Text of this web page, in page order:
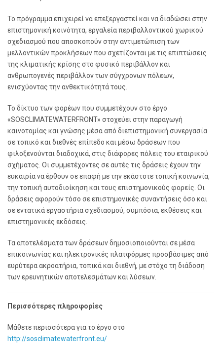
Το πρόγραμμα επιχειρεί να επεξεργαστεί και να διαδώσει στην
επιστημονική κοινότητα, εργαλεία περιβαλλοντικού χωρικού
σχεδιασμού που αποσκοπούν στην αντιμετώπιση των
μελλοντικών προκλήσεων που σχετίζονται με τις επιπτώσεις
της κλιματικής κρίσης στο φυσικό περιβάλλον και
ανθρωπογενές περιβάλλον των σύγχρονων πόλεων,
ενισχύοντας την ανθεκτικότητά τους.
Το δίκτυο των φορέων που συμμετέχουν στο έργο
«SOSCLIMATEWATERFRONT» στοχεύει στην παραγωγή
καινοτομίας και γνώσης μέσα από διεπιστημονική συνεργασία
σε τοπικό και διεθνές επίπεδο και μέσω δράσεων που
φιλοξενούνται διαδοχικά, στις διάφορες πόλεις του εταιρικού
σχήματος. Οι συμμετέχοντες σε αυτές τις δράσεις έχουν την
ευκαιρία να έρθουν σε επαφή με την εκάστοτε τοπική κοινωνία,
την τοπική αυτοδιοίκηση και τους επιστημονικούς φορείς. Οι
δράσεις αφορούν τόσο σε επιστημονικές συναντήσεις όσο και
σε εντατικά εργαστήρια σχεδιασμού, συμπόσια, εκθέσεις και
επιστημονικές εκδόσεις.
Τα αποτελέσματα των δράσεων δημοσιοποιούνται σε μέσα
επικοινωνίας και ηλεκτρονικές πλατφόρμες προσβάσιμες από
ευρύτερα ακροατήρια, τοπικά και διεθνή, με στόχο τη διάδοση
των ερευνητικών αποτελεσμάτων και λύσεων.
Περισσότερες πληροφορίες
Μάθετε περισσότερα για το έργο στο
http://sosclimatewaterfront.eu/